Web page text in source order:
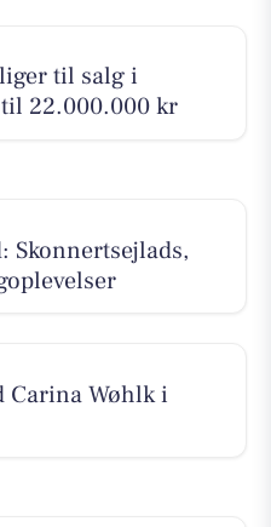
til salg i
22.000.000 kr
Skonnertsejlads,
Carina Wøhlk i